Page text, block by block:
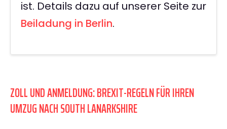
ist. Details dazu auf unserer Seite zur
Beiladung in Berlin.
ZOLL UND ANMELDUNG: BREXIT-REGELN FÜR IHREN
UMZUG NACH SOUTH LANARKSHIRE